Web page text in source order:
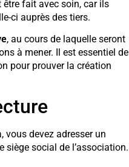
être fait avec soin, car ils
ci auprès des tiers.
, au cours de laquelle seront
à mener. Il est essentiel de
pour prouver la création
vous devez adresser un
siège social de l’association.